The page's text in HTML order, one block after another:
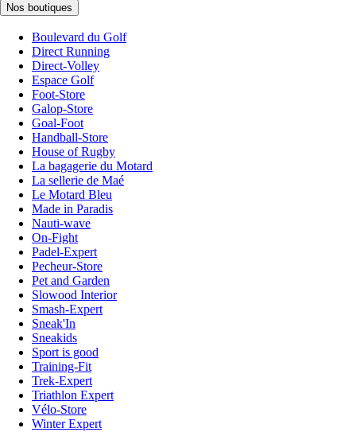
Nos boutiques
Boulevard du Golf
Direct Running
Direct-Volley
Espace Golf
Foot-Store
Galop-Store
Goal-Foot
Handball-Store
House of Rugby
La bagagerie du Motard
La sellerie de Maé
Le Motard Bleu
Made in Paradis
Nauti-wave
On-Fight
Padel-Expert
Pecheur-Store
Pet and Garden
Slowood Interior
Smash-Expert
Sneak'In
Sneakids
Sport is good
Training-Fit
Trek-Expert
Triathlon Expert
Vélo-Store
Winter Expert